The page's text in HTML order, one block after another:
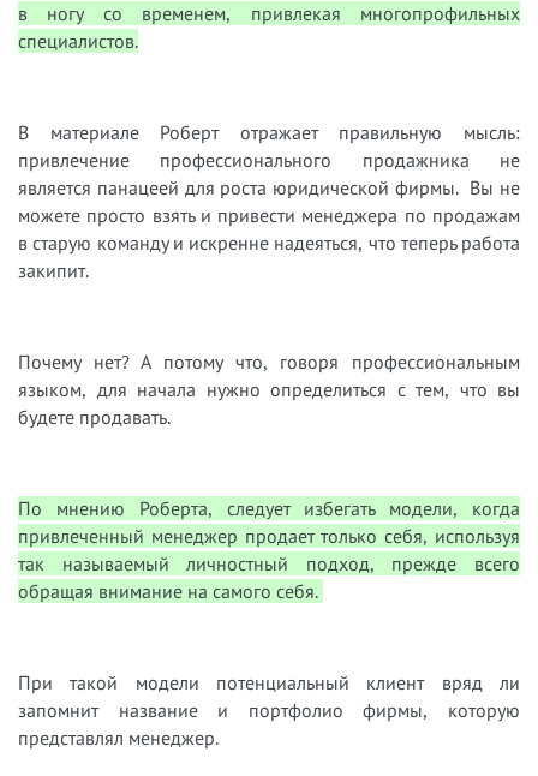
в ногу со временем, привлекая многопрофильных
специалистов.
В материале Роберт отражает правильную мысль:
привлечение профессионального продажника не
является панацеей для роста юридической фирмы. Вы не
можете просто взять и привести менеджера по продажам
в старую команду и искренне надеяться, что теперь работа
закипит.
Почему нет? А потому что, говоря профессиональным
языком, для начала нужно определиться с тем, что вы
будете продавать.
По мнению Роберта, следует избегать модели, когда
привлеченный менеджер продает только себя, используя
так называемый личностный подход, прежде всего
обращая внимание на самого себя.
При такой модели потенциальный клиент вряд ли
запомнит название и портфолио фирмы, которую
представлял менеджер.